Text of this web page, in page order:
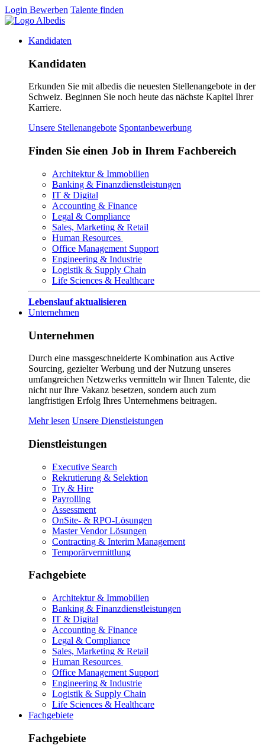
Login Bewerben Talente finden
Kandidaten
Kandidaten
Erkunden Sie mit albedis die neuesten Stellenangebote in der
Schweiz. Beginnen Sie noch heute das nächste Kapitel Ihrer
Karriere.
Unsere Stellenangebote Spontanbewerbung
Finden Sie einen Job in Ihrem Fachbereich
Architektur & Immobilien
Banking & Finanzdienstleistungen
IT & Digital
Accounting & Finance
Legal & Compliance
Sales, Marketing & Retail
Human Resources
Office Management Support
Engineering & Industrie
Logistik & Supply Chain
Life Sciences & Healthcare
Lebenslauf aktualisieren
Unternehmen
Unternehmen
Durch eine massgeschneiderte Kombination aus Active
Sourcing, gezielter Werbung und der Nutzung unseres
umfangreichen Netzwerks vermitteln wir Ihnen Talente, die
nicht nur Ihre Vakanz besetzen, sondern auch zum
langfristigen Erfolg Ihres Unternehmens beitragen.
Mehr lesen Unsere Dienstleistungen
Dienstleistungen
Executive Search
Rekrutierung & Selektion
Try & Hire
Payrolling
Assessment
OnSite- & RPO-Lösungen
Master Vendor Lösungen
Contracting & Interim Management
Temporärvermittlung
Fachgebiete
Architektur & Immobilien
Banking & Finanzdienstleistungen
IT & Digital
Accounting & Finance
Legal & Compliance
Sales, Marketing & Retail
Human Resources
Office Management Support
Engineering & Industrie
Logistik & Supply Chain
Life Sciences & Healthcare
Fachgebiete
Fachgebiete